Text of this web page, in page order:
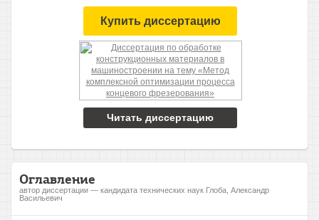
Купить диссертацию
Читать диссертацию
Оглавление
автор диссертации — кандидата технических наук Глоба, Александр
Васильевич